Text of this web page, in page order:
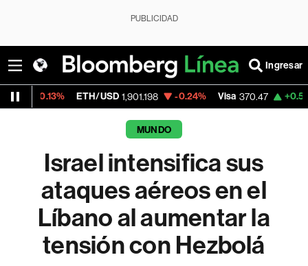
PUBLICIDAD
Ingresar
ETH/USD 1,901.198 -0.24% Visa 370.47 +0.52%
MUNDO
Israel intensifica sus
ataques aéreos en el
Líbano al aumentar la
tensión con Hezbolá